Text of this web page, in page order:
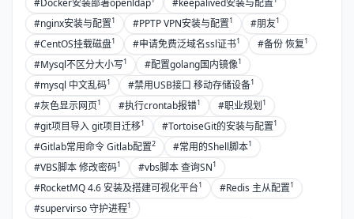
#Docker安装部署openldap #keepalived安装与配置
#nginx安装与配置1 #PPTP VPN安装与配置1 #朋友1
#CentOS挂载磁盘1 #申请免费泛域名ssl证书1 #备份 恢复1
#Mysql不区分大小写1 #配置golang国内镜像1
#mysql 中文乱码1 #禁用USB接口 移动存储设备1
#灰色显示网页1 #执行crontab报错1 #职业规划1
#git项目导入 git项目迁移1 #TortoiseGit的安装与配置1
#Gitlab常用命令 Gitlab配置2 #常用的Shell脚本1
#VBS脚本 修改密码1 #vbs脚本 查询SN1
#RocketMQ 4.6 安装及搭建可视化平台1 #Redis 主从配置1
#supervirso 守护进程1